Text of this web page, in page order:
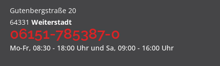
Gutenbergstraße 20
64331 Weiterstadt
06151-785387-0
Mo-Fr, 08:30 - 18:00 Uhr und Sa, 09:00 - 16:00 Uhr